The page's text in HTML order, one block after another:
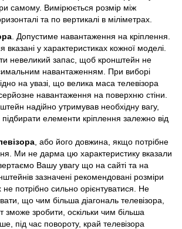
самому. Вимірюється розмір між
та по вертикалі в міліметрах.
. Допустиме навантаження на кріплення.
вказані у характеристиках кожної моделі.
невеликий запас, щоб кронштейн не
навантаженням. При виборі
на увазі, що велика маса телевізора
навантаження на поверхню стіни.
надійно утримував необхідну вагу,
елементи кріплення залежно від
, або його довжина, якщо потрібне
Ми не дарма цю характеристику вказали
Вашу увагу що на сайті та на
зазначені рекомендовані розміри
не потрібно сильно орієнтуватися. Не
що чим більша діагональ телевізора,
зробити, оскільки чим більша
під час повороту, край телевізора